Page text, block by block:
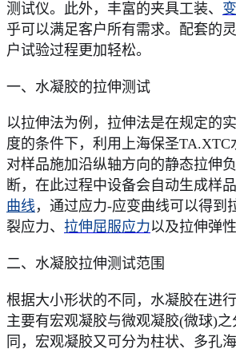
测试仪。此外，丰富的夹具工装、
乎可以满足客户所有需求。配套的
户试验过程更加轻松。
一、水凝胶的拉伸测试
以拉伸法为例，拉伸法是在规定的
度的条件下，利用上海保圣TA.XTC
对样品施加沿纵轴方向的静态拉伸
断，在此过程中设备会自动生成样
曲线，通过应力-应变曲线可以得到
裂应力、 拉伸屈服应力以及拉伸弹
二、水凝胶拉伸测试范围
根据大小形状的不同，水凝胶在进
主要有宏观凝胶与微观凝胶(微球)之
同，宏观凝胶又可分为柱状、多孔